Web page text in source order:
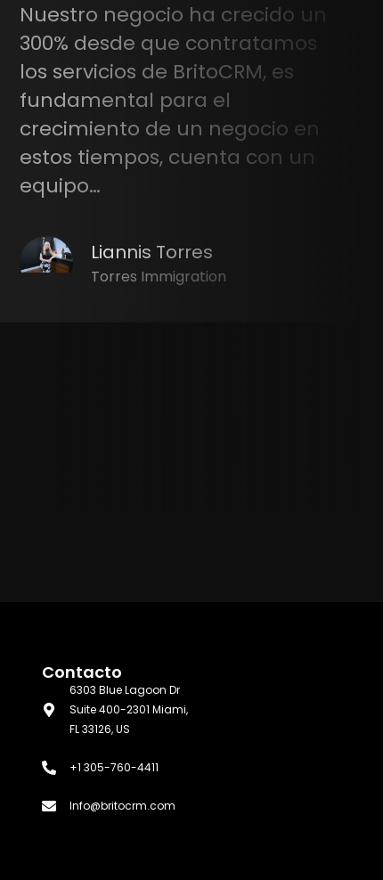
Desde que implementé
BritoCRM, todo se volvió más
organizado. Mis clientes
reciben seguimiento
automático y ya no pierdo
ventas por olvidos. El soporte
también ha sido excelente.
Maria Lopez
Contacto
6303 Blue Lagoon Dr
Suite 400-2301 Miami,
FL 33126, US
+1 305-760-4411
Info@britocrm.com